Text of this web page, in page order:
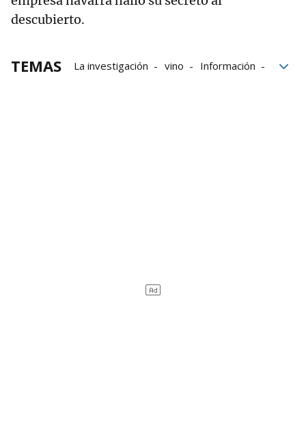
descubierto.
TEMAS La investigación vino
Información